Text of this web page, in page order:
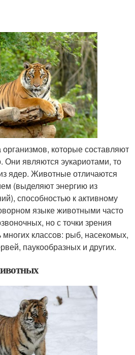
которые составляют
Они являются эукариотами, то
ядер. Животные отличаются
(выделяют энергию из
способностью к активному
языке животными часто
но с точки зрения
многих классов: рыб, насекомых,
паукообразных и других.